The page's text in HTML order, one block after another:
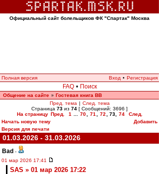
Официальный сайт болельщиков ФК "Спартак" Москва
Полная версия Вход • Регистрация
FAQ • Поиск
Общение на сайте » Гостевая книга ВВ
Пред. тема | След. тема
Страница 73 из 74 [ Сообщений: 3696 ]
На страницу Пред. 1 70 71 72 73, 74
След.
Начать новую тему
Добавить
Версия для печати
01.03.2026 - 31.03.2026
Bad -
01 мар 2026 17:41
SAS » 01 мар 2026 17:22